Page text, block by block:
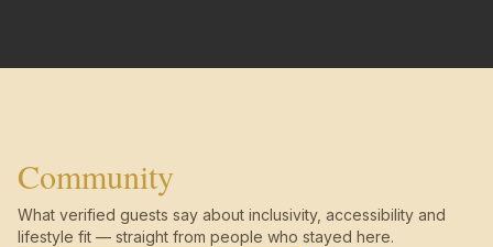
Community
What verified guests say about inclusivity, accessibility and
lifestyle fit — straight from people who stayed here.